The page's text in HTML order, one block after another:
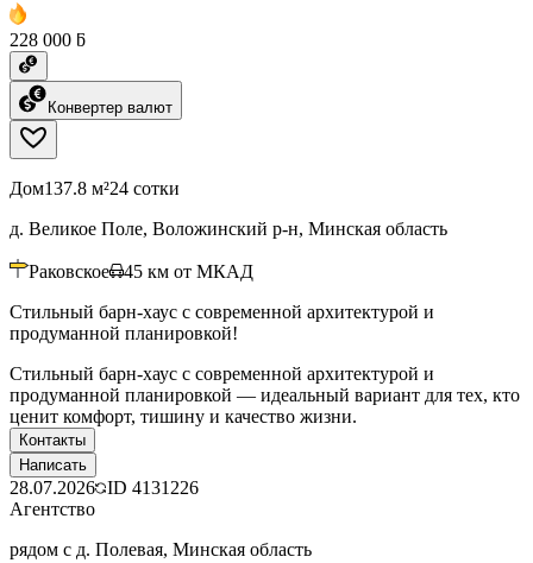
228 000 ƃ
Конвертер валют
Дом137.8 м²24 сотки
д. Великое Поле, Воложинский р-н, Минская область
Раковское 45 км от МКАД
Стильный барн-хаус с современной архитектурой и
продуманной планировкой!
Стильный барн-хаус с современной архитектурой и
продуманной планировкой — идеальный вариант для тех, кто
ценит комфорт, тишину и качество жизни.
Контакты
Написать
28.07.2026 ID 4131226
Агентство
рядом с д. Полевая, Минская область